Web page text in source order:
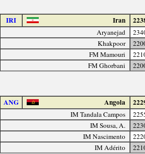
IRI Iran
Aryanejad
Khakpoor
FM Mamouri
FM Ghorbani
ANG Angola
IM Tandala Campos
IM Sousa, A.
IM Nascimento
IM Adérito